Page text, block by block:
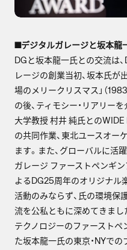
■デジタルガレージと坂本龍
DGと坂本龍一氏との交流は
レージの創業当初、坂本氏が
場のメリークリスマス」（
の後、ティモシー・リアリー
大学教授 村井 純氏との
の共同作業、東北ユースオー
ます。また、グローバルに活
ガレージ ファーストペンギン
よるDG25周年のオリジナル
活動のみならず、氏の環境保
流を公私ともに深めてきまし
テクノロジーのファースト
た坂本龍一氏の東京・NYで